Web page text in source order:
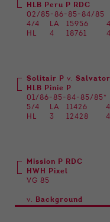
HLB Peru P RDC
02/85-86-85-84/85
4/4
LA 15956
HL
4 18761
Solitair P v.
HLB Pinie P
01/86-85-84-85/85*
5/4
LA 11426
HL
3 12428
Mission P RDC
HWH Pixel
VG 85
v. Background